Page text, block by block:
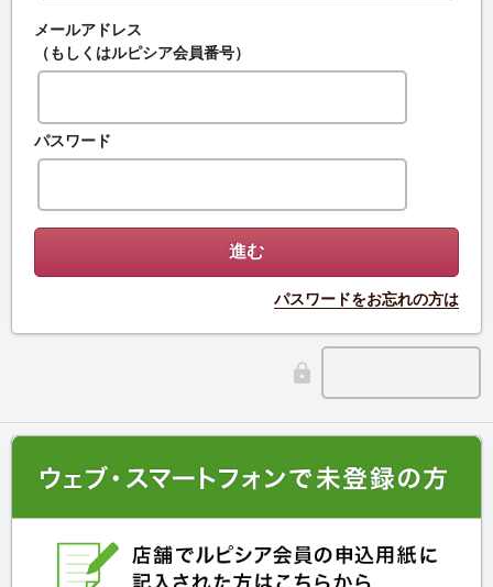
メールアドレス
（もしくはルピシア会員番号）
パスワード
パスワードをお忘れの方は